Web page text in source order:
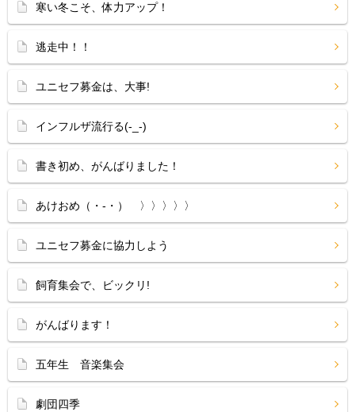
寒い冬こそ、体力アップ！
逃走中！！
ユニセフ募金は、大事!
インフルザ流行る(-_-)
書き初め、がんばりました！
あけおめ（・‐・）ゞ〉〉〉〉〉
ユニセフ募金に協力しよう
飼育集会で、ビックリ!
がんばります！
五年生 音楽集会
劇団四季